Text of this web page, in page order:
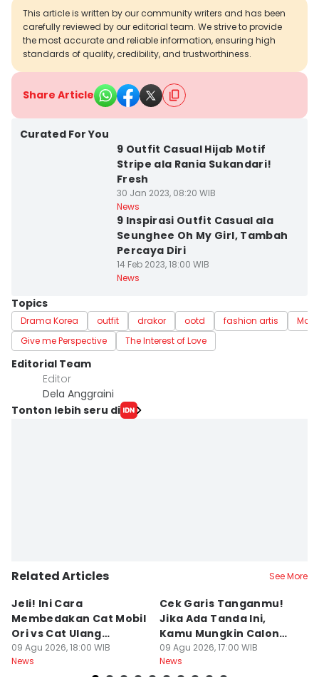
This article is written by our community writers and has been
carefully reviewed by our editorial team. We strive to provide
the most accurate and reliable information, ensuring high
standards of quality, credibility, and trustworthiness.
Share Article
Curated For You
9 Outfit Casual Hijab Motif
Stripe ala Rania Sukandari!
Fresh
30 Jan 2023, 08:20 WIB
News
9 Inspirasi Outfit Casual ala
Seunghee Oh My Girl, Tambah
Percaya Diri
14 Feb 2023, 18:00 WIB
News
Topics
Drama Korea outfit drakor ootd fashion artis
Give me Perspective
The Interest of Love
Editorial Team
Editor
Dela Anggraini
Tonton lebih seru di
Related Articles See More
Jeli! Ini Cara
Membedakan Cat Mobil
Ori vs Cat Ulang
Oplosan saat Beli
kendaraan Bekas
09 Agu 2026, 18:00 WIB
News
Cek Garis Tanganmu!
Jika Ada Tanda Ini,
Kamu Mungkin Calon
Orang Sukses
09 Agu 2026, 17:00 WIB
News